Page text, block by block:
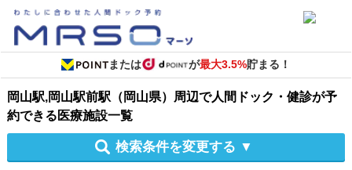
または が最大3.5%貯まる！
岡山駅,岡山駅前駅（岡山県）周辺で人間ドック・健診が予
約できる医療施設一覧
検索条件を変更する ▼